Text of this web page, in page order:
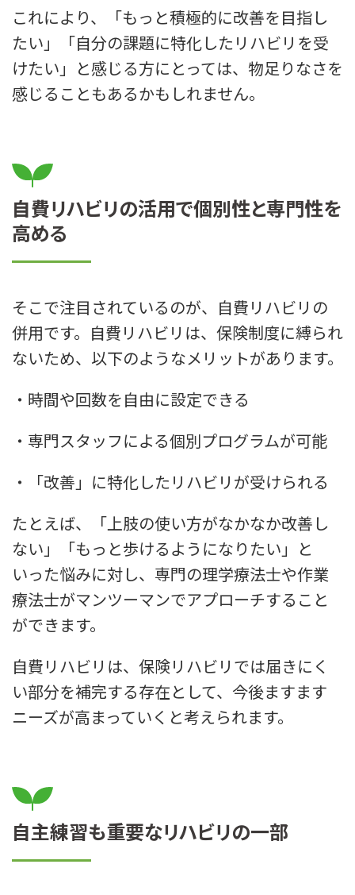
これにより、「もっと積極的に改善を目指し
たい」「自分の課題に特化したリハビリを受
けたい」と感じる方にとっては、物足りなさを
感じることもあるかもしれません。
自費リハビリの活用で個別性と専門性を
高める
そこで注目されているのが、自費リハビリの
併用です。自費リハビリは、保険制度に縛られ
ないため、以下のようなメリットがあります。
・時間や回数を自由に設定できる
・専門スタッフによる個別プログラムが可能
・「改善」に特化したリハビリが受けられる
たとえば、「上肢の使い方がなかなか改善し
ない」「もっと歩けるようになりたい」と
いった悩みに対し、専門の理学療法士や作業
療法士がマンツーマンでアプローチすること
ができます。
自費リハビリは、保険リハビリでは届きにく
い部分を補完する存在として、今後ますます
ニーズが高まっていくと考えられます。
自主練習も重要なリハビリの一部